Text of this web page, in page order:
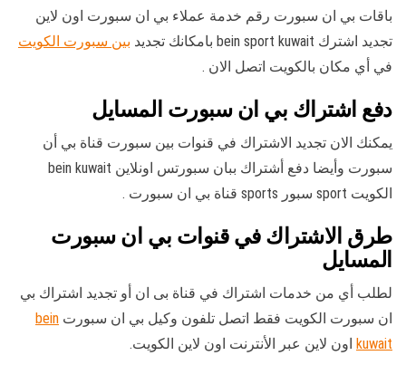
باقات بي ان سبورت رقم خدمة عملاء بي ان سبورت اون لاين
تجديد اشترك bein sport kuwait بامكانك تجديد
بين سبورت الكويت
في أي مكان بالكويت اتصل الان .
دفع اشتراك بي ان سبورت المسايل
يمكنك الان تجديد الاشتراك في قنوات بين سبورت قناة بي أن
سبورت وأيضا دفع أشتراك ببان سبورتس اونلاين bein kuwait
الكويت sport سبور sports قناة بي ان سبورت .
طرق الاشتراك في قنوات بي ان سبورت
المسايل
لطلب أي من خدمات اشتراك في قناة بى ان أو تجديد اشتراك بي
ان سبورت الكويت فقط اتصل تلفون وكيل بي ان سبورت bein
kuwait اون لاين عبر الأنترنت اون لاين الكويت.